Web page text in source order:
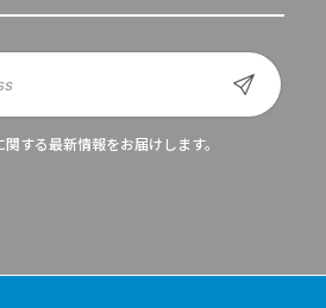
する最新情報をお届けします。